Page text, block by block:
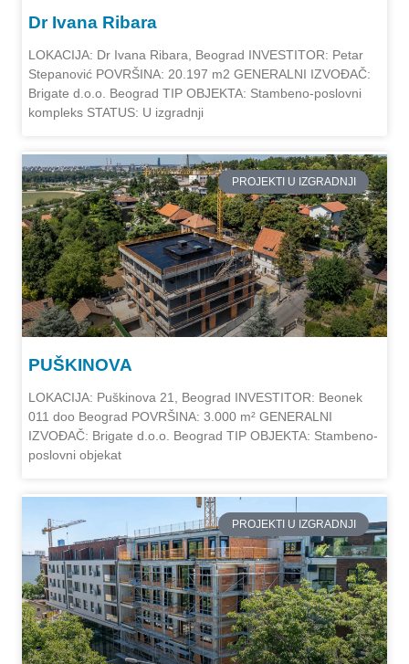
Dr Ivana Ribara
LOKACIJA: Dr Ivana Ribara, Beograd INVESTITOR: Petar
Stepanović POVRŠINA: 20.197 m2 GENERALNI IZVOĐAČ:
Brigate d.o.o. Beograd TIP OBJEKTA: Stambeno-poslovni
kompleks STATUS: U izgradnji
PROJEKTI U IZGRADNJI
PUŠKINOVA
LOKACIJA: Puškinova 21, Beograd INVESTITOR: Beonek
011 doo Beograd POVRŠINA: 3.000 m² GENERALNI
IZVOĐAČ: Brigate d.o.o. Beograd TIP OBJEKTA: Stambeno-
poslovni objekat
PROJEKTI U IZGRADNJI